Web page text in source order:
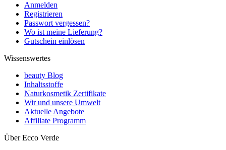
Anmelden
Registrieren
Passwort vergessen?
Wo ist meine Lieferung?
Gutschein einlösen
Wissenswertes
beauty Blog
Inhaltsstoffe
Naturkosmetik Zertifikate
Wir und unsere Umwelt
Aktuelle Angebote
Affiliate Programm
Über Ecco Verde